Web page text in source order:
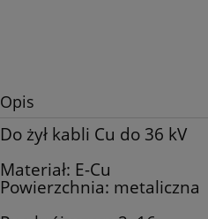
Opis
Do żył kabli Cu do 36 kV
Materiał: E-Cu
Powierzchnia: metaliczna